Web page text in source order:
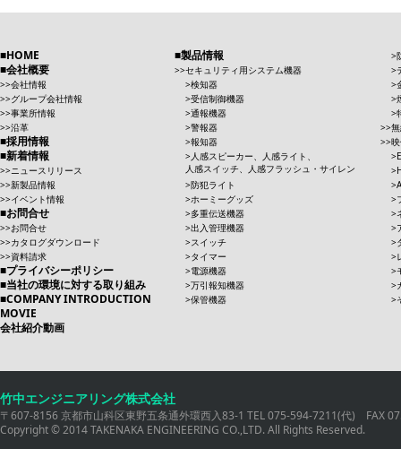
HOME
会社概要
会社情報
グループ会社情報
事業所情報
沿革
採用情報
新着情報
ニュースリリース
新製品情報
イベント情報
お問合せ
お問合せ
カタログダウンロード
資料請求
プライバシーポリシー
当社の環境に対する取り組み
COMPANY INTRODUCTION
MOVIE
会社紹介動画
製品情報
セキュリティ用システム機器
検知器
受信制御機器
通報機器
警報器
報知器
人感スピーカー、人感ライト、
人感スイッチ、人感フラッシュ・サイレン
防犯ライト
ホーミーグッズ
多重伝送機器
出入管理機器
スイッチ
タイマー
電源機器
万引報知機器
保管機器
竹中エンジニアリング株式会社
〒607-8156 京都市山科区東野五条通外環西入83-1 TEL 075-594-7211(代) FAX
Copyright © 2014 TAKENAKA ENGINEERING CO.,LTD. All Rights Reserved.